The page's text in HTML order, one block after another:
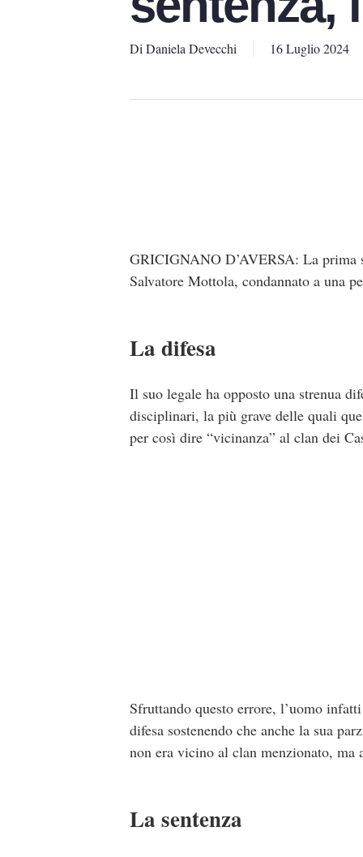
Di Daniela Devecchi 16 Luglio 2024
GRICIGNANO D’AVERSA: La prima
Salvatore Mottola, condannato a una
La difesa
Il suo legale ha opposto una strenua
disciplinari, la più grave delle quali
per così dire “vicinanza” al clan dei
Sfruttando questo errore, l’uomo
difesa sostenendo che anche la sua
non era vicino al clan menzionato, ma
La sentenza